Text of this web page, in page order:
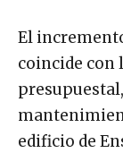
El
coincide con
edificio de